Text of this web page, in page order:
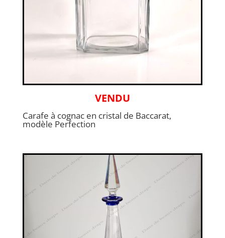
VENDU
Carafe à cognac en cristal de Baccarat,
modèle Perfection